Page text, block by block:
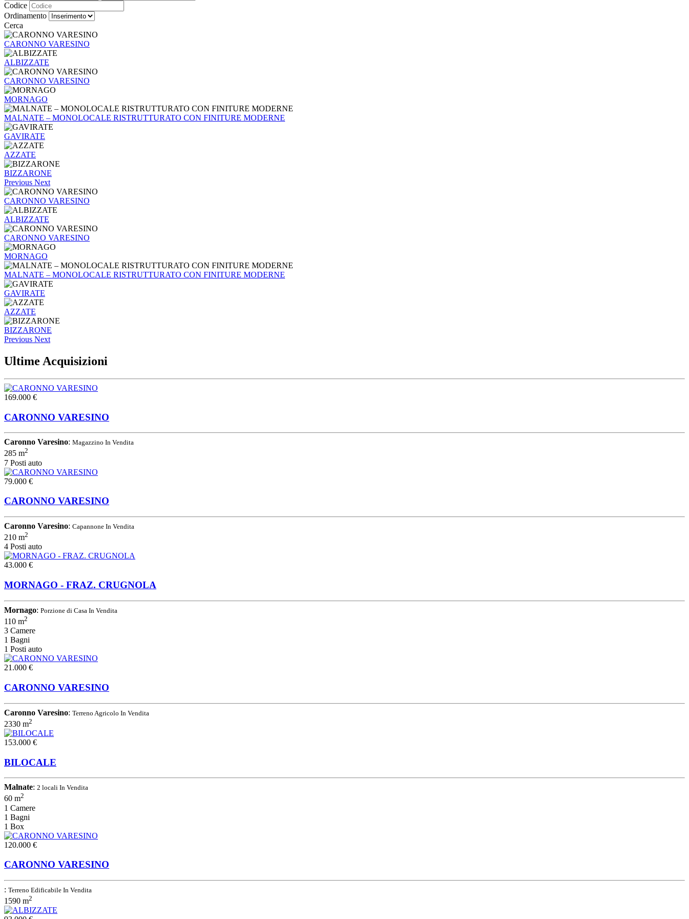
Codice
Ordinamento
Cerca
CARONNO VARESINO
ALBIZZATE
CARONNO VARESINO
MORNAGO
MALNATE – MONOLOCALE RISTRUTTURATO CON FINITURE MODERNE
GAVIRATE
AZZATE
BIZZARONE
Previous Next
CARONNO VARESINO
ALBIZZATE
CARONNO VARESINO
MORNAGO
MALNATE – MONOLOCALE RISTRUTTURATO CON FINITURE MODERNE
GAVIRATE
AZZATE
BIZZARONE
Previous Next
Ultime Acquisizioni
169.000 €
CARONNO VARESINO
Caronno Varesino: Magazzino In Vendita
285 m2
7 Posti auto
79.000 €
CARONNO VARESINO
Caronno Varesino: Capannone In Vendita
210 m2
4 Posti auto
43.000 €
MORNAGO - FRAZ. CRUGNOLA
Mornago: Porzione di Casa In Vendita
110 m2
3 Camere
1 Bagni
1 Posti auto
21.000 €
CARONNO VARESINO
Caronno Varesino: Terreno Agricolo In Vendita
2330 m2
153.000 €
BILOCALE
Malnate: 2 locali In Vendita
60 m2
1 Camere
1 Bagni
1 Box
120.000 €
CARONNO VARESINO
: Terreno Edificabile In Vendita
1590 m2